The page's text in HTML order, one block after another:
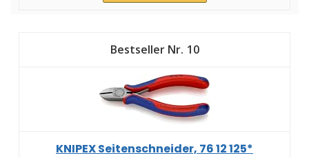
10
KNIPEX Seitenschneider, 76 12 125*